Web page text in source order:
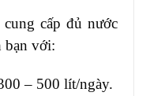
cung cấp đủ nước
bạn với:
– 500 lít/ngày.